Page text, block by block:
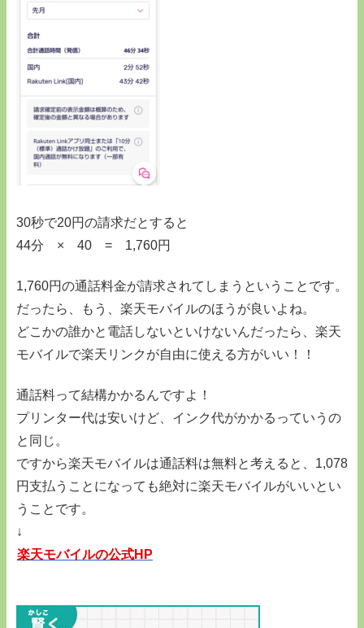
30秒で20円の請求だとすると
44分 × 40 = 1,760円
1,760円の通話料金が請求されてしまうということです。
だったら、もう、楽天モバイルのほうが良いよね。
どこかの誰かと電話しないといけないんだったら、楽天
モバイルで楽天リンクが自由に使える方がいい！！
通話料って結構かかるんですよ！
プリンター代は安いけど、インク代がかかるっていうの
と同じ。
ですから楽天モバイルは通話料は無料と考えると、1,078
円支払うことになっても絶対に楽天モバイルがいいとい
うことです。
↓
楽天モバイルの公式HP